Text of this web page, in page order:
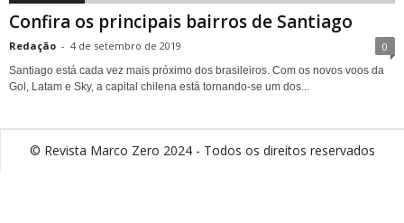
Confira os principais bairros de Santiago
Redação - 4 de setembro de 2019 0
Santiago está cada vez mais próximo dos brasileiros. Com os novos voos da
Gol, Latam e Sky, a capital chilena está tornando-se um dos...
© Revista Marco Zero 2024 - Todos os direitos reservados